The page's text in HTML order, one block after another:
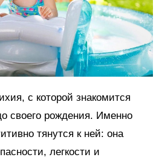
с которой знакомится
своего рождения. Именно
тянутся к ней: она
легкости и